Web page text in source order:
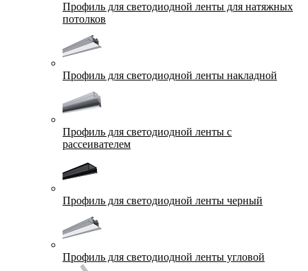
Профиль для светодиодной ленты для натяжных
потолков
Профиль для светодиодной ленты накладной
Профиль для светодиодной ленты с
рассеивателем
Профиль для светодиодной ленты черный
Профиль для светодиодной ленты угловой